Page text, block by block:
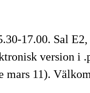
17.00. Sal
version
mars 11).